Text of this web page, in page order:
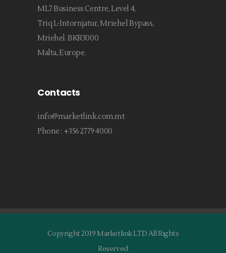
ML7 Business Centre, Level 4,
Triq L-Intornjatur, Mriehel Bypass,
Mriehel. BKR3000
Malta, Europe.
Contacts
info@marketlink.com.mt
Phone : +356 2779 4000
Copyright 2019 Marketlink LTD All Rights
Reserved